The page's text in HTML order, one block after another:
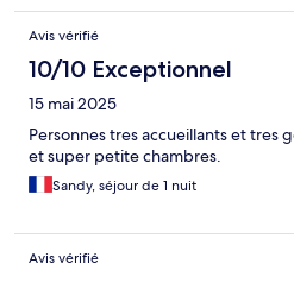
Avis vérifié
10/10 Exceptionnel
15 mai 2025
Personnes tres accueillants et tres
et super petite chambres.
Sandy, séjour de 1 nuit
Avis vérifié